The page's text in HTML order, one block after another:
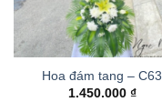
Hoa đám tang – C63
1.450.000 ₫